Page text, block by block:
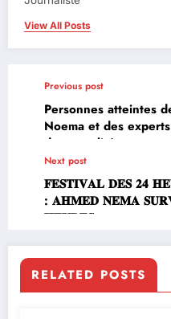
View All Posts
Previous post
Personnes atteintes
Noema et des
de mentalité
Next post
𝐅𝐄𝐒𝐓𝐈𝐕𝐀𝐋 𝐃𝐄𝐒 𝟐𝟒
: 𝐀𝐇𝐌𝐄𝐃 𝐍𝐄𝐌𝐀
𝐇𝐄𝐔𝐑𝐄𝐒
RELATED POSTS